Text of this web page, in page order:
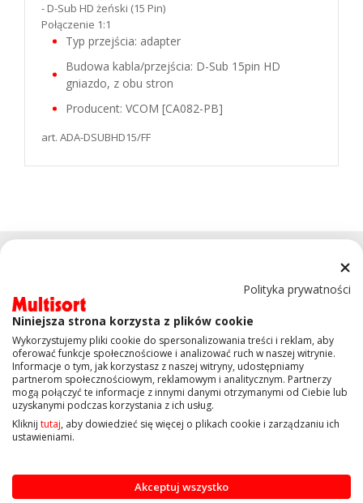
- D-Sub HD żeński (15 Pin)
Połączenie 1:1
Typ przejścia: adapter
Budowa kabla/przejścia: D-Sub 15pin HD
gniazdo, z obu stron
Producent: VCOM [CA082-PB]
art. ADA-DSUBHD15/FF
KONTAKT
OBSŁUGA KLIENTA
INFORMACJE
Copyright © 2019 Multisort.pl. Wszelkie prawa zastrzeżone
Polityka prywatności
Niniejsza strona korzysta z plików cookie
Wykorzystujemy pliki cookie do spersonalizowania treści i reklam, aby
oferować funkcje społecznościowe i analizować ruch w naszej witrynie.
Informacje o tym, jak korzystasz z naszej witryny, udostępniamy
partnerom społecznościowym, reklamowym i analitycznym. Partnerzy
mogą połączyć te informacje z innymi danymi otrzymanymi od Ciebie lub
uzyskanymi podczas korzystania z ich usług.
Kliknij tutaj, aby dowiedzieć się więcej o plikach cookie i zarządzaniu ich
ustawieniami.
Akceptuj wszystko